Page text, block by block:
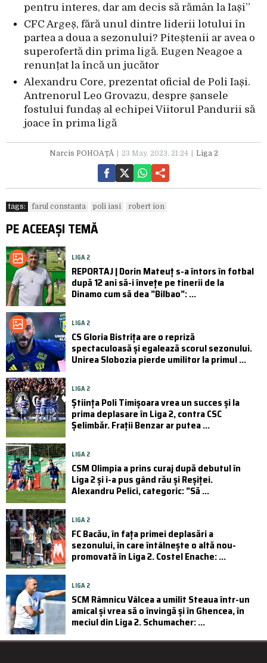
pentru interes, dar am decis să rămân la Iași”
CFC Argeș, fără unul dintre liderii lotului în
partea a doua a sezonului? Piteștenii ar avea o
superofertă din prima ligă. Eugen Neagoe a
renunțat la încă un jucător
Alexandru Core, prezentat oficial de Poli Iași.
Antrenorul Leo Grovazu, despre șansele
fostului fundaș al echipei Viitorul Pandurii să
joace în prima ligă
Narcis POHOAȚĂ 23 May. 2023, 21:24 Liga 2
tags: farul constanta poli iasi robert ion
PE ACEEAȘI TEMĂ
LIGA 2
REPORTAJ | Dorin Mateuț s-a întors în fotbal
după 12 ani să-i învețe pe tinerii de la
Dinamo cum să dea ”Bilbao”: ...
LIGA 2
CS Gloria Bistrița are o repriză
spectaculoasă și egalează scorul sezonului.
Unirea Slobozia pierde umilitor la primul ...
LIGA 2
Știința Poli Timișoara vrea un succes și la
prima deplasare în Liga 2, contra CSC
Șelimbăr. Frații Benzar ar putea ...
LIGA 2
CSM Olimpia a prins curaj după debutul în
Liga 2 și i-a pus gând rău și Reșiței.
Alexandru Pelici, categoric: ”Să ...
LIGA 2
FC Bacău, în fața primei deplasări a
sezonului, în care întâlnește o altă nou-
promovată în Liga 2. Costel Enache: ...
LIGA 2
SCM Râmnicu Vâlcea a umilit Steaua într-un
amical și vrea să o învingă și în Ghencea, în
meciul din Liga 2. Schumacher: ...